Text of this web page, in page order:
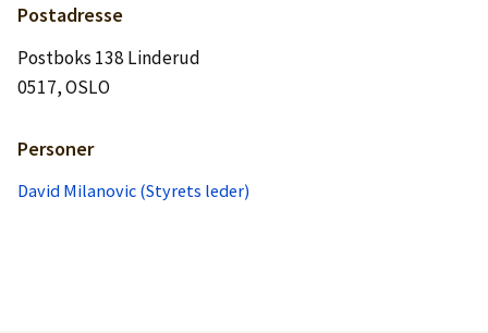
Postadresse
Postboks 138 Linderud
0517, OSLO
Personer
David Milanovic (Styrets leder)